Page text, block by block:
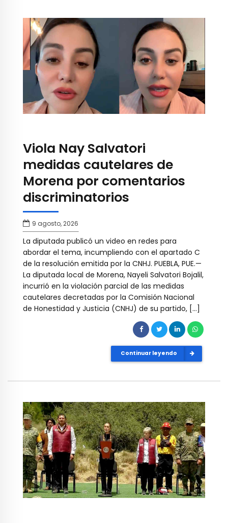
Viola Nay Salvatori
medidas cautelares de
Morena por comentarios
discriminatorios
9 agosto, 2026
La diputada publicó un video en redes para
abordar el tema, incumpliendo con el apartado C
de la resolución emitida por la CNHJ. PUEBLA, PUE.—
La diputada local de Morena, Nayeli Salvatori Bojalil,
incurrió en la violación parcial de las medidas
cautelares decretadas por la Comisión Nacional
de Honestidad y Justicia (CNHJ) de su partido, […]
Continuar leyendo